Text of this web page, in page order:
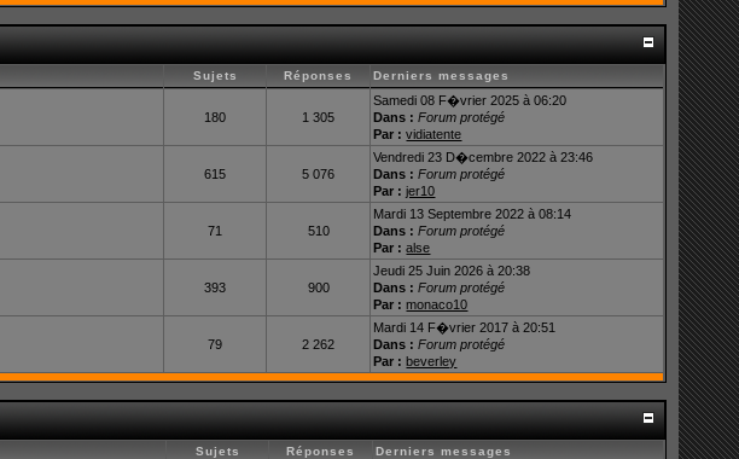
Sujets Réponses Derniers messages
180 1 305
Samedi 08 F�vrier 2025 à 06:20
Dans : Forum protégé
Par : vidiatente
615 5 076
Vendredi 23 D�cembre 2022 à 23:46
Dans : Forum protégé
Par : jer10
71 510
Mardi 13 Septembre 2022 à 08:14
Dans : Forum protégé
Par : alse
393 900
Jeudi 25 Juin 2026 à 20:38
Dans : Forum protégé
Par : monaco10
79 2 262
Mardi 14 F�vrier 2017 à 20:51
Dans : Forum protégé
Par : beverley
Sujets Réponses Derniers messages